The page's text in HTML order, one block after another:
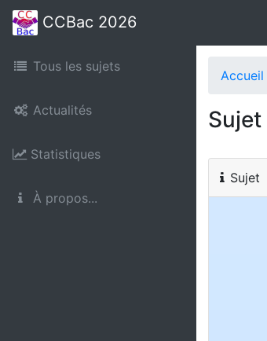
CCBac 2026
Tous les sujets
Actualités
Statistiques
À propos...
Accueil
Sujet
Sujet